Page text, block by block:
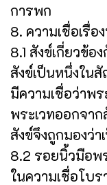
การพก
8. ความเชื่อเรื่
8.1 สังข์เกี่ยวข้
สังข์เป็นหนึ่งใ
มีความเชื่อว่าพ
พระเวทออกจาก
สังข์จึงถูกมองว่
8.2 รอยนิ้วมือพ
ในความเชื่อโบ